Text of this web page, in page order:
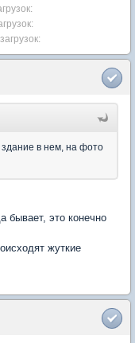
в нем, на фото
бывает, это конечно
жуткие